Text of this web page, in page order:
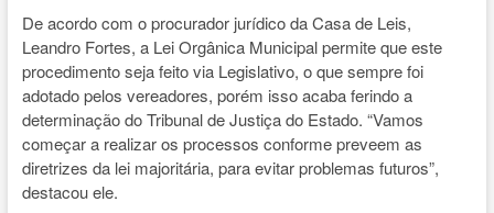
De acordo com o procurador jurídico da Casa de Leis,
Leandro Fortes, a Lei Orgânica Municipal permite que este
procedimento seja feito via Legislativo, o que sempre foi
adotado pelos vereadores, porém isso acaba ferindo a
determinação do Tribunal de Justiça do Estado. “Vamos
começar a realizar os processos conforme preveem as
diretrizes da lei majoritária, para evitar problemas futuros”,
destacou ele.